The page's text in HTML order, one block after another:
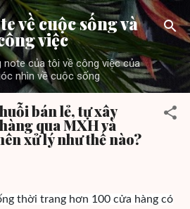
Skip to main content
về cuộc sống và
việc
note của tôi về công việc của
nhìn về cuộc sống
bán lẻ, tự xây
qua MXH và
xử lý như thế nào?
thời trang hơn 100 cửa hàng có